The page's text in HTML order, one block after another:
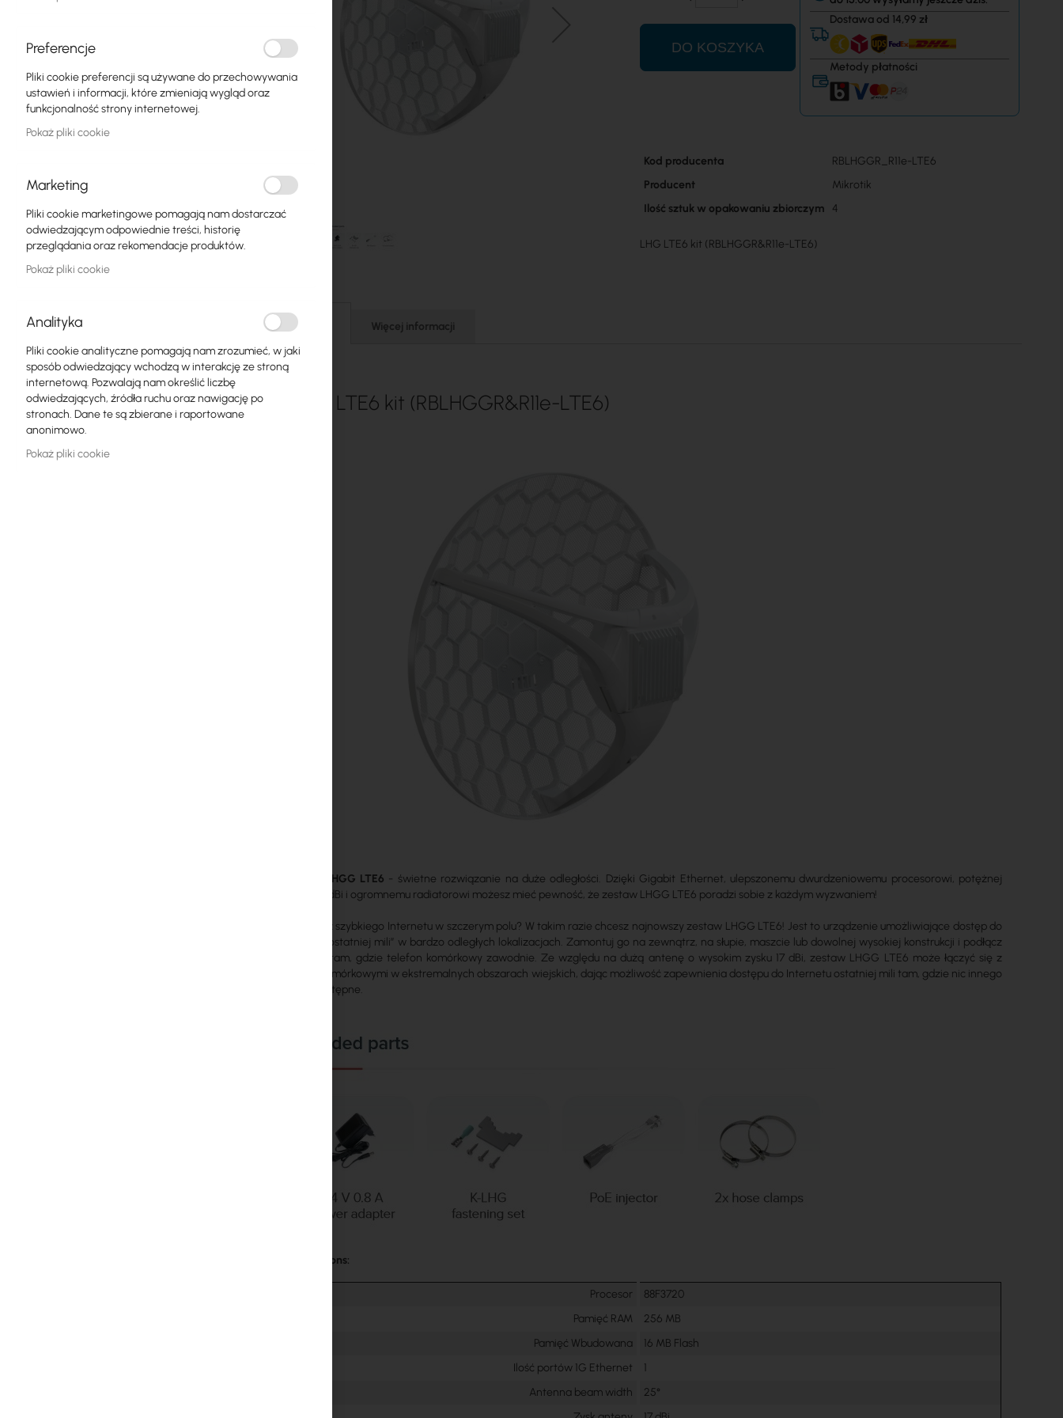
Switch
Punkty dostępowe
Kable koncentryczne
Zasilanie
GPON
Kable LAN
Routery LAN
Licencje MikroTik
Monitoring, Smart Home IoT
Zewnętrzne urządzenia WiFi
początek
DO KOSZYKA
Dostawa od 14,99 zł
Metody płatności
Więcej
Kod producenta
RBLHGGR_R11e-LTE6
Producent
Mikrotik
Ilość sztuk w opakowaniu zbiorczym
4
LHG LTE6 kit (RBLHGGR&R11e-LTE6)
Szczegóły Więcej informacji
LHGG LTE6 kit (RBLHGGR&R11e-LTE6)
ZESTAW LHGG LTE6 - świetne rozwiązanie na duże odległości. Dzięki Gigabit Ethernet, ulepszonemu dwurdzeniowemu procesorowi, potężnej
antenie 17 dBi i ogromnemu radiatorowi możesz mieć pewność, że zestaw LHGG LTE6 poradzi sobie z każdym wyzwaniem!
Czy chcesz szybkiego Internetu w szczerym polu? W takim razie chcesz najnowszy zestaw LHGG LTE6! Jest to urządzenie umożliwiające dostęp do
Internetu „ostatniej mili” w bardzo odległych lokalizacjach. Zamontuj go na zewnątrz, na słupie, maszcie lub dowolnej wysokiej konstrukcji i podłącz
go nawet tam, gdzie telefon komórkowy zawodnie. Ze względu na dużą antenę o wysokim zysku 17 dBi, zestaw LHGG LTE6 może łączyć się z
wieżami komórkowymi w ekstremalnych obszarach wiejskich, dając możliwość zapewnienia dostępu do Internetu ostatniej mili tam, gdzie nic innego
nie jest dostępne.
Specifications:
Procesor
88F3720
Pamięć RAM
256 MB
Pamięć Wbudowana
16 MB Flash
Ilość portów 1G Ethernet
1
Antenna beam width
25°
Preferencje
Pliki cookie preferencji są używane do przechowywania
ustawień i informacji, które zmieniają wygląd oraz
funkcjonalność strony internetowej.
Pokaż pliki cookie
Marketing
Pliki cookie marketingowe pomagają nam dostarczać
odwiedzającym odpowiednie treści, historię
przeglądania oraz rekomendacje produktów.
Pokaż pliki cookie
Analityka
Pliki cookie analityczne pomagają nam zrozumieć, w jaki
sposób odwiedzający wchodzą w interakcję ze stroną
internetową. Pozwalają nam określić liczbę
odwiedzających, źródła ruchu oraz nawigację po
stronach. Dane te są zbierane i raportowane
anonimowo.
Pokaż pliki cookie